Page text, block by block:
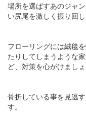
場所を選ばすあのジャ
い尻尾を激しく振り回し
フローリングには絨毯
たりしてしまうような
ど、対策を心がけましょ
骨折している事を見逃
す。